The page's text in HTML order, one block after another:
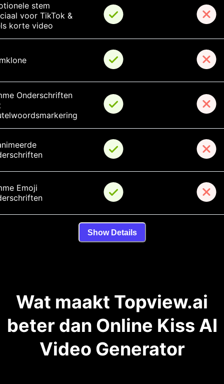
stem
voor TikTok &
korte video
Onderschriften
Emoji
Show Details
Wat maakt Topview.ai
beter dan Online Kiss AI
Video Generator